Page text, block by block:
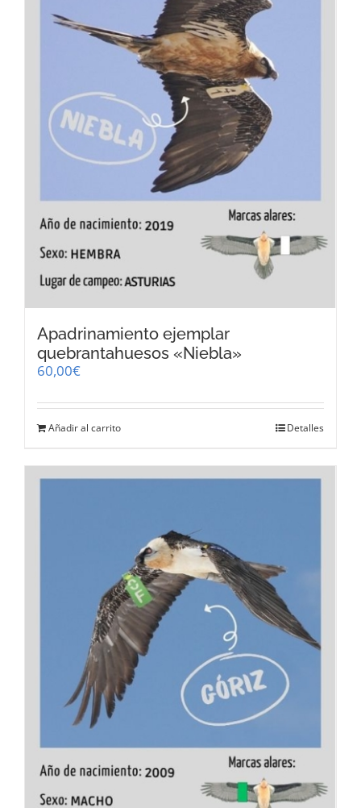
Apadrinamiento ejemplar
quebrantahuesos «Niebla»
60,00€
Añadir al carrito Detalles